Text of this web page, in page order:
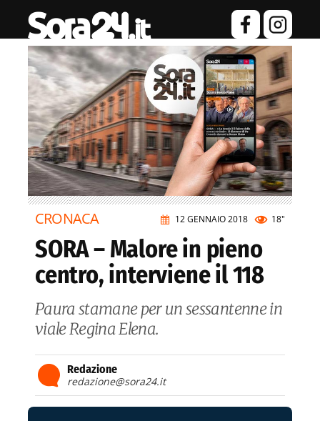
12 GENNAIO 2018 18"
CRONACA
SORA – Malore in pieno
centro, interviene il 118
Paura stamane per un sessantenne in
viale Regina Elena.
Redazione
redazione@sora24.it